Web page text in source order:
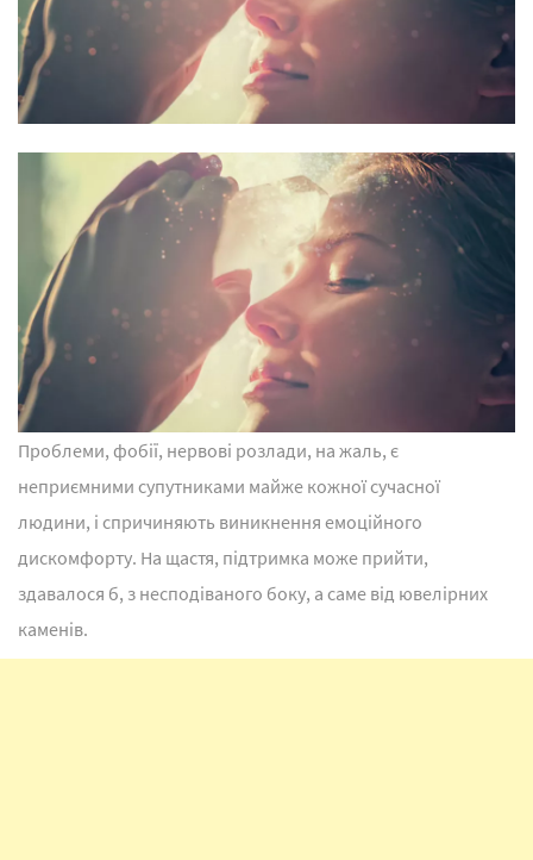
Проблеми, фобії, нервові розлади, на жаль, є
неприємними супутниками майже кожної сучасної
людини, і спричиняють виникнення емоційного
дискомфорту. На щастя, підтримка може прийти,
здавалося б, з несподіваного боку, а саме від ювелірних
каменів.